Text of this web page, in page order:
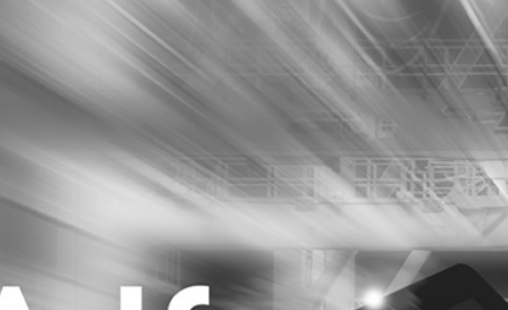
marketing
communicatie
Purpose
Reputatie &